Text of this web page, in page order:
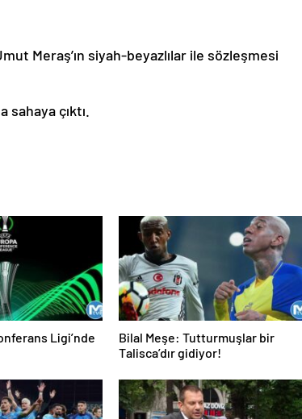
Meraş’ın siyah-beyazlılar ile sözleşmesi
sahaya çıktı.
Ligi’nde
Bilal Meşe: Tutturmuşlar bir
Talisca’dır gidiyor!